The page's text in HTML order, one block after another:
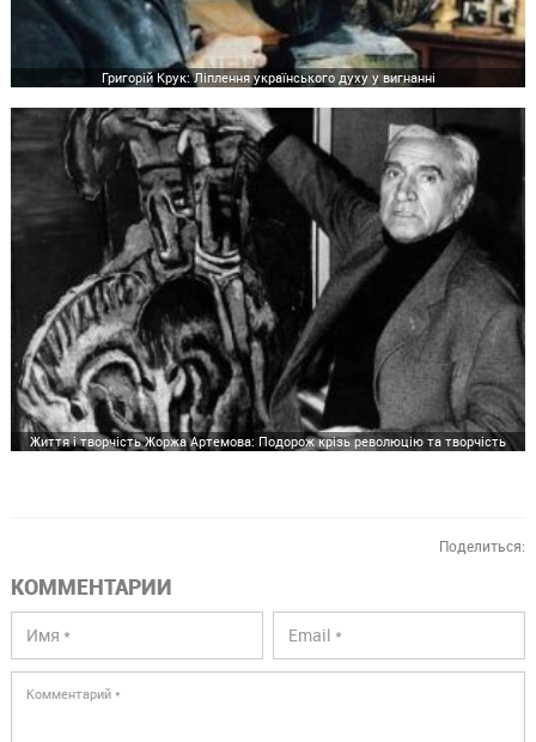
Григорій Крук: Ліплення українського духу у вигнанні
Життя і творчість Жоржа Артемова: Подорож крізь революцію та творчість
Поделиться:
КОММЕНТАРИИ